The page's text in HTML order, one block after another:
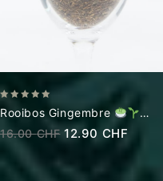
out
of
Rooibos Gingembre
Infusion
16.00CHF 12.90 CHF